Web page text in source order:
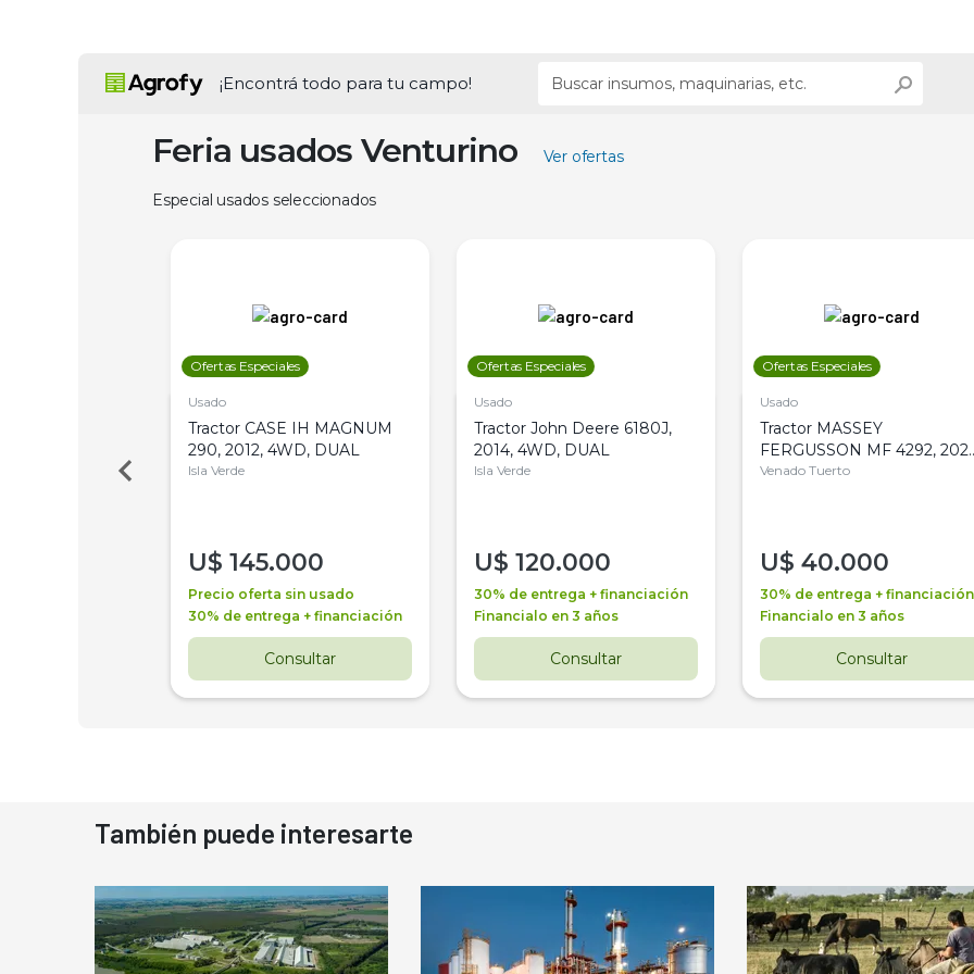
¡Encontrá todo para tu campo!
Feria usados Venturino Ver ofertas
Especial usados seleccionados
Ofertas Especiales
Usado
Tractor CASE IH MAGNUM
290, 2012, 4WD, DUAL
Isla Verde
U$ 145.000
Precio oferta sin usado
30% de entrega + financiación
Consultar
Ofertas Especiales
Usado
Tractor John Deere 6180J,
2014, 4WD, DUAL
Isla Verde
U$ 120.000
30% de entrega + financiación
Financialo en 3 años
Consultar
Ofertas Especiales
Usado
Tractor MASSEY
FERGUSSON MF 4292,
4WD, PATON
Venado Tuerto
U$ 40.000
30% de entrega + financiación
Financialo en 3 años
Consultar
También puede interesarte